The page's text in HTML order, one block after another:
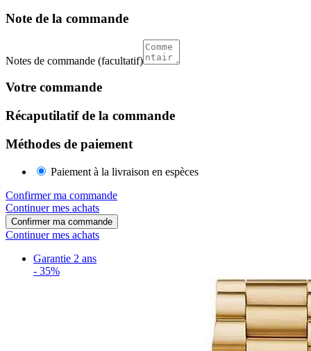
Note de la commande
Notes de commande (facultatif)
Votre commande
Récaputilatif de la commande
Méthodes de paiement
Paiement à la livraison en espèces
Confirmer ma commande
Continuer mes achats
Confirmer ma commande
Continuer mes achats
Garantie 2 ans
- 35%